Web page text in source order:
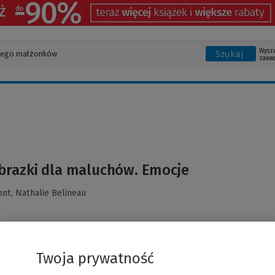
Szukaj
dla maluchów. Emocje
Nathalie Belineau
Twoja prywatność